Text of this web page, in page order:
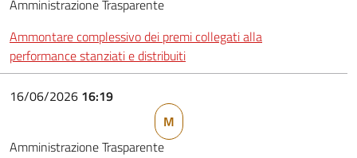
Amministrazione Trasparente
Ammontare complessivo dei premi collegati alla
performance stanziati e distribuiti
16/06/2026 16:19
M
Amministrazione Trasparente